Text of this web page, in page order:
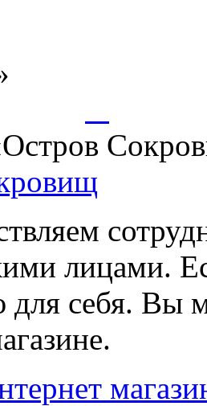
лицами.
себя. Вы